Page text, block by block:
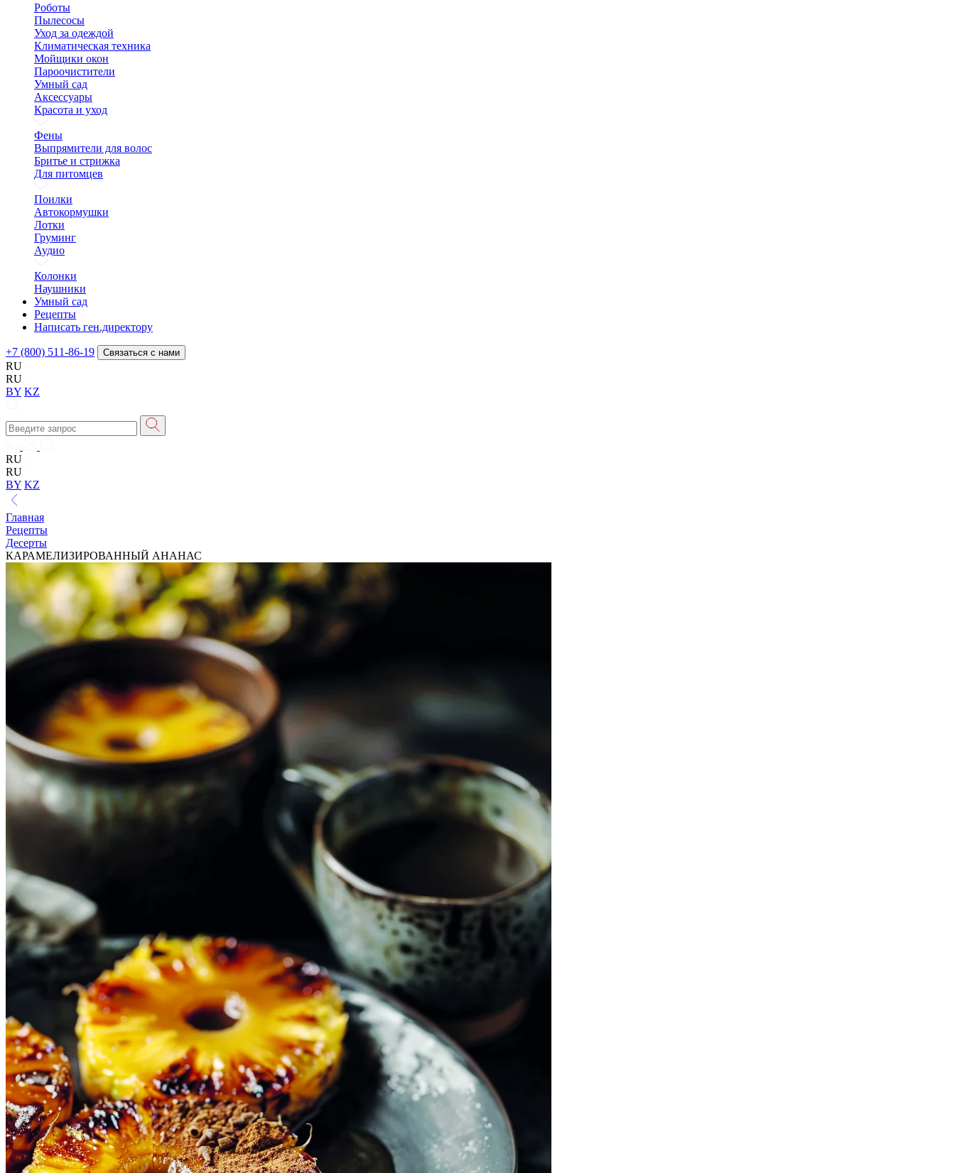
Роботы
Пылесосы
Уход за одеждой
Климатическая техника
Мойщики окон
Пароочистители
Умный сад
Аксессуары
Красота и уход
Фены
Выпрямители для волос
Бритье и стрижка
Для питомцев
Поилки
Автокормушки
Лотки
Груминг
Аудио
Колонки
Наушники
Умный сад
Рецепты
Написать ген.директору
+7 (800) 511-86-19 Связаться с нами
RU
RU
BY KZ
RU
RU
BY KZ
Главная
Рецепты
Десерты
КАРАМЕЛИЗИРОВАННЫЙ АНАНАС